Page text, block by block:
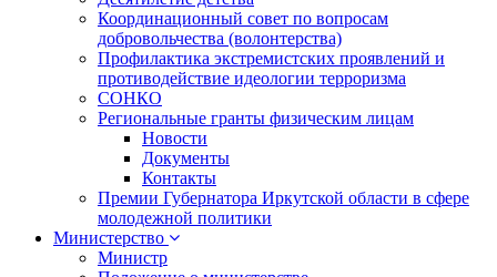
Координационный совет по вопросам
добровольчества (волонтерства)
Профилактика экстремистских проявлений и
противодействие идеологии терроризма
СОНКО
Региональные гранты физическим лицам
Новости
Документы
Контакты
Премии Губернатора Иркутской области в сфере
молодежной политики
Министерство
Министр